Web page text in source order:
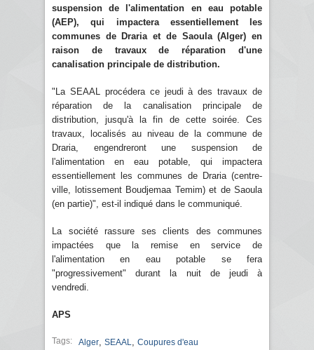
suspension de l'alimentation en eau potable
(AEP), qui impactera essentiellement les
communes de Draria et de Saoula (Alger) en
raison de travaux de réparation d'une
canalisation principale de distribution.
"La SEAAL procédera ce jeudi à des travaux de
réparation de la canalisation principale de
distribution, jusqu'à la fin de cette soirée. Ces
travaux, localisés au niveau de la commune de
Draria, engendreront une suspension de
l'alimentation en eau potable, qui impactera
essentiellement les communes de Draria (centre-
ville, lotissement Boudjemaa Temim) et de Saoula
(en partie)", est-il indiqué dans le communiqué.
La société rassure ses clients des communes
impactées que la remise en service de
l'alimentation en eau potable se fera
"progressivement" durant la nuit de jeudi à
vendredi.
APS
Tags: Alger SEAAL Coupures d'eau